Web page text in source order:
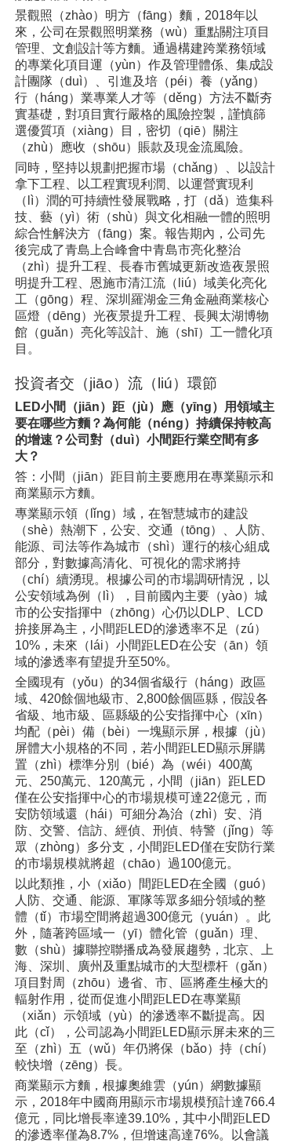
景觀照（zhào）明方（fāng）麵，2018年以
來，公司在景觀照明業務（wù）重點關注項目
管理、文創設計等方麵。通過構建跨業務領域
的專業化項目運（yùn）作及管理體係、集成設
計團隊（duì）、引進及培（péi）養（yǎng）
行（háng）業專業人才等（děng）方法不斷夯
實基礎，對項目實行嚴格的風險控製，謹慎篩
選優質項（xiàng）目，密切（qiē）關注
（zhù）應收（shōu）賬款及現金流風險。
同時，堅持以規劃把握市場（chǎng）、以設計
拿下工程、以工程實現利潤、以運營實現利
（lì）潤的可持續性發展戰略，打（dǎ）造集科
技、藝（yì）術（shù）與文化相融一體的照明
綜合性解決方（fāng）案。報告期內，公司先
後完成了青島上合峰會中青島市亮化整治
（zhì）提升工程、長春市舊城更新改造夜景照
明提升工程、恩施市清江流（liú）域美化亮化
工（gōng）程、深圳羅湖金三角金融商業核心
區燈（dēng）光夜景提升工程、長興太湖博物
館（guǎn）亮化等設計、施（shī）工一體化項
目。
投資者交（jiāo）流（liú）環節
LED小間（jiān）距（jù）應（yīng）用領域主
要在哪些方麵？為何能（néng）持續保持較高
的增速？公司對（duì）小間距行業空間有多
大？
答：小間（jiān）距目前主要應用在專業顯示和
商業顯示方麵。
專業顯示領（lǐng）域，在智慧城市的建設
（shè）熱潮下，公安、交通（tōng）、人防、
能源、司法等作為城市（shì）運行的核心組成
部分，對數據高清化、可視化的需求將持
（chí）續湧現。根據公司的市場調研情況，以
公安領域為例（lì），目前國內主要（yào）城
市的公安指揮中（zhōng）心仍以DLP、LCD
拚接屏為主，小間距LED的滲透率不足（zú）
10%，未來（lái）小間距LED在公安（ān）領
域的滲透率有望提升至50%。
全國現有（yǒu）的34個省級行（háng）政區
域、420餘個地級市、2,800餘個區縣，假設各
省級、地市級、區縣級的公安指揮中心（xīn）
均配（pèi）備（bèi）一塊顯示屏，根據（jù）
屏體大小規格的不同，若小間距LED顯示屏購
置（zhì）標準分別（bié）為（wéi）400萬
元、250萬元、120萬元，小間（jiān）距LED
僅在公安指揮中心的市場規模可達22億元，而
安防領域還（hái）可細分為治（zhì）安、消
防、交警、信訪、經偵、刑偵、特警（jǐng）等
眾（zhòng）多分支，小間距LED僅在安防行業
的市場規模就將超（chāo）過100億元。
以此類推，小（xiǎo）間距LED在全國（guó）
人防、交通、能源、軍隊等眾多細分領域的整
體（tǐ）市場空間將超過300億元（yuán）。此
外，隨著跨區域一（yī）體化管（guǎn）理、
數（shù）據聯控聯播成為發展趨勢，北京、上
海、深圳、廣州及重點城市的大型標杆（gǎn）
項目對周（zhōu）邊省、市、區將產生極大的
輻射作用，從而促進小間距LED在專業顯
（xiǎn）示領域（yù）的滲透率不斷提高。因
此（cǐ），公司認為小間距LED顯示屏未來的三
至（zhì）五（wǔ）年仍將保（bǎo）持（chí）
較快增（zēng）長。
商業顯示方麵，根據奧維雲（yún）網數據顯
示，2018年中國商用顯示市場規模預計達766.4
億元，同比增長率達39.10%，其中小間距LED
的滲透率僅為8.7%，但增速高達76%。以會議